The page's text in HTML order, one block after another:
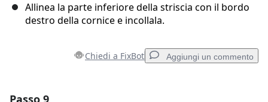
Allinea la parte inferiore della striscia con il bordo
destro della cornice e incollala.
Chiedi a FixBot Aggiungi un commento
Passo 9